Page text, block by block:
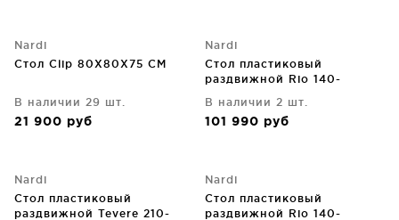
Nardi
Стол Clip 80X80X75 CM
В наличии 29 шт.
21 900 руб
Nardi
Стол пластиковый
раздвижной Rio 140-
В наличии 2 шт.
101 990 руб
Nardi
Стол пластиковый
раздвижной Tevere 210-
Nardi
Стол пластиковый
раздвижной Rio 140-